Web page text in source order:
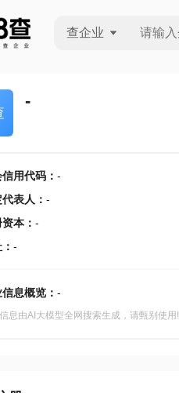
查企业
-
用代码： -
表人 ： -
本： -
： -
息概览： -
息由AI大模型全网搜索生成，请甄别使用!